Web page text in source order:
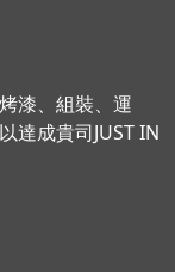
漆、組裝、運
達成貴司JUST IN